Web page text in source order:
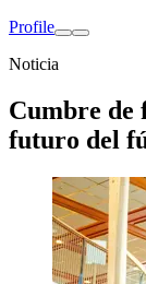
Profile
Noticia
Cumbre de
futuro del